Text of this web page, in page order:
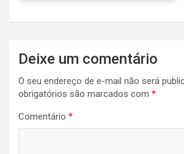
Navegação
de
Post
Deixe um comentário
O seu endereço de e-mail não será
obrigatórios são marcados com *
Comentário *